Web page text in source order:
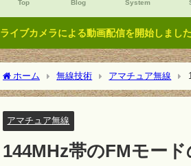
Top Blog System
ライブカメラによる動画配信を開始しまし
ホーム 無線技術 アマチュア無線
アマチュア無線
144MHz帯のFMモー